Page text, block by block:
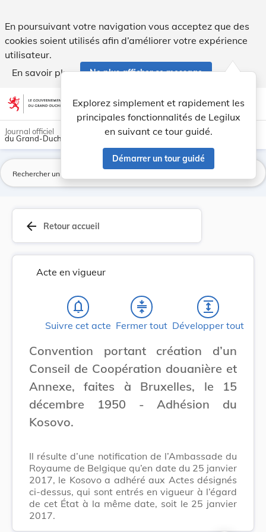
En poursuivant votre navigation vous acceptez que des
cookies soient utilisés afin d’améliorer votre expérience
utilisateur.
En savoir plus
Ne plus afficher ce message
Aller au contenu account_circle help Aide
Explorez simplement et rapidement les
principales fonctionnalités de Legilux
en suivant ce tour guidé.
Démarrer un tour guidé
light_mode dark_mode
Journal officiel
du Grand-Duché de Luxembourg
arrow_back Retour accueil
Acte en vigueur
notifications_none
Suivre cet acte
compress
Fermer tout
expand
Développer tout
Convention portant création d’un
Conseil de Coopération douanière et
Annexe, faites à Bruxelles, le 15
décembre 1950 - Adhésion du
Kosovo.
Il résulte d’une notification de l’Ambassade du
Royaume de Belgique qu’en date du 25 janvier
2017, le Kosovo a adhéré aux Actes désignés
ci-dessus, qui sont entrés en vigueur à l’égard
de cet État à la même date, soit le 25 janvier
2017.